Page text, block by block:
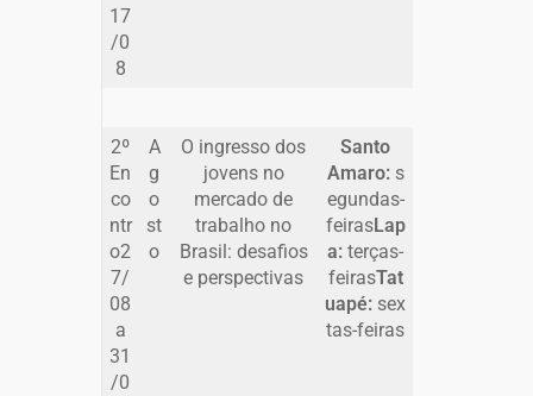
17
/0
8
2º
En
co
ntr
o2
7/
08
a
31
/0
A
g
o
st
o
O ingresso dos
jovens no
mercado de
trabalho no
Brasil: desafios
e perspectivas
Santo
Amaro:s
egundas-
feirasLap
a: terças-
feirasTat
uapé: sex
tas-feiras